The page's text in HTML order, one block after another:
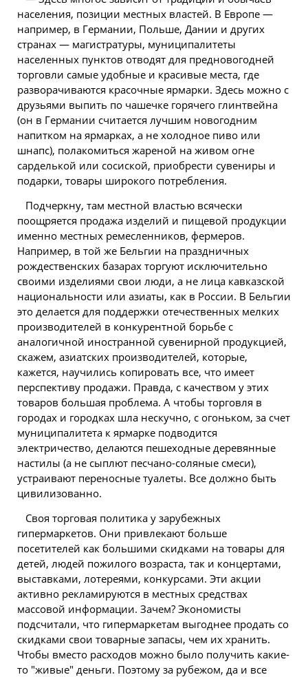
населения, позиции местных властей. В Европе —
например, в Германии, Польше, Дании и других
странах — магистратуры, муниципалитеты
населенных пунктов отводят для предновогодней
торговли самые удобные и красивые места, где
разворачиваются красочные ярмарки. Здесь можно с
друзьями выпить по чашечке горячего глинтвейна
(он в Германии считается лучшим новогодним
напитком на ярмарках, а не холодное пиво или
шнапс), полакомиться жареной на живом огне
сарделькой или сосиской, приобрести сувениры и
подарки, товары широкого потребления.
Подчеркну, там местной властью всячески
поощряется продажа изделий и пищевой продукции
именно местных ремесленников, фермеров.
Например, в той же Бельгии на праздничных
рождественских базарах торгуют исключительно
своими изделиями свои люди, а не лица кавказской
национальности или азиаты, как в России. В Бельгии
это делается для поддержки отечественных мелких
производителей в конкурентной борьбе с
аналогичной иностранной сувенирной продукцией,
скажем, азиатских производителей, которые,
кажется, научились копировать все, что имеет
перспективу продажи. Правда, с качеством у этих
товаров большая проблема. А чтобы торговля в
городах и городках шла нескучно, с огоньком, за счет
муниципалитета к ярмарке подводится
электричество, делаются пешеходные деревянные
настилы (а не сыплют песчано-соляные смеси),
устраивают переносные туалеты. Все должно быть
цивилизованно.
Своя торговая политика у зарубежных
гипермаркетов. Они привлекают больше
посетителей как большими скидками на товары для
детей, людей пожилого возраста, так и концертами,
выставками, лотереями, конкурсами. Эти акции
активно рекламируются в местных средствах
массовой информации. Зачем? Экономисты
подсчитали, что гипермаркетам выгоднее продать со
скидками свои товарные запасы, чем их хранить.
Чтобы вместо расходов можно было получить какие-
то "живые" деньги. Поэтому за рубежом, да и все